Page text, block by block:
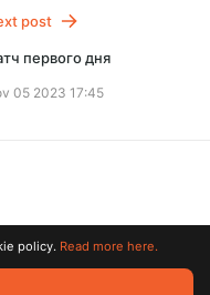
post
первого дня
05 2023 17:45
reserved. All trademarks
policy. Read more here.